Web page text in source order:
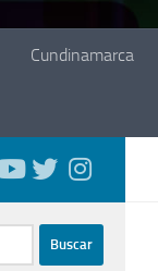
Cundinamarca